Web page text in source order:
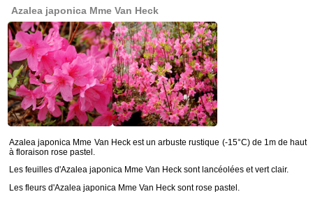
Azalea japonica Mme Van Heck
Azalea japonica Mme Van Heck est un arbuste rustique (-15°C) de 1m de haut
à floraison rose pastel.
Les feuilles d'Azalea japonica Mme Van Heck sont lancéolées et vert clair.
Les fleurs d'Azalea japonica Mme Van Heck sont rose pastel.